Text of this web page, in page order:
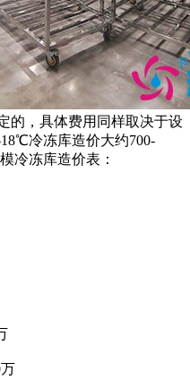
，具体费用同样取决于设
冷冻库造价大约700-
冷冻库造价表：